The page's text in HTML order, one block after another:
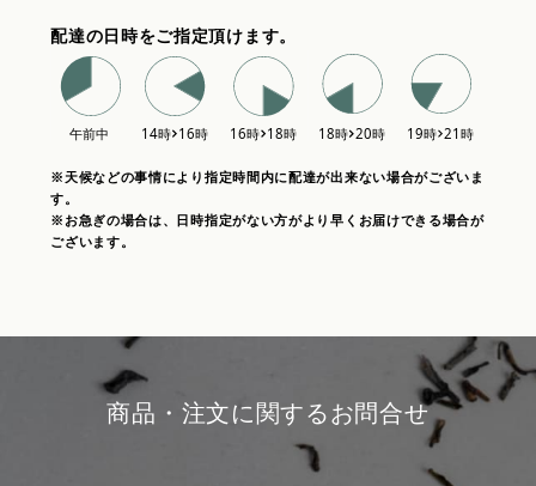
配達の日時をご指定頂けます。
※天候などの事情により指定時間内に配達が出来ない場合がございま
す。
※お急ぎの場合は、日時指定がない方がより早くお届けできる場合が
ございます。
商品・注文に関するお問合せ